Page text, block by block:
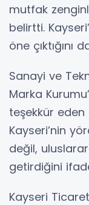
mutfak
belirtti.
öne çıktığını
Sanayi ve
Marka
teşekkür eden
Kayseri’nin
değil,
getirdiğini
Kayseri